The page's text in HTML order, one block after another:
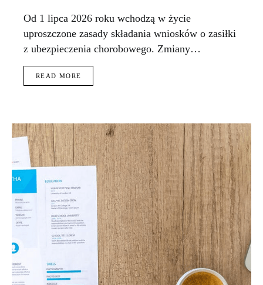
Od 1 lipca 2026 roku wchodzą w życie
uproszczone zasady składania wniosków o zasiłki
z ubezpieczenia chorobowego. Zmiany…
READ MORE